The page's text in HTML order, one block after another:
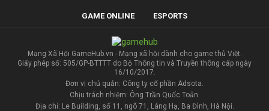
GAME ONLINE ESPORTS
Mạng Xã Hội GameHub.vn - Mạng xã hội dành cho game thủ Việt.
Giấy phép số: 505/GP-BTTTT do Bộ Thông tin và Truyền thông cấp ngày
16/10/2017.
Đơn vị chủ quản: Công ty cổ phần Adsota.
Chịu trách nhiệm: Ông Trần Quốc Toản.
Địa chỉ: Le Building, số 11, ngõ 71, Láng Hạ, Ba Đình, Hà Nội.